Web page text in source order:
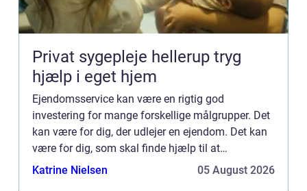
Privat sygepleje hellerup tryg
hjælp i eget hjem
Ejendomsservice kan være en rigtig god
investering for mange forskellige målgrupper. Det
kan være for dig, der udlejer en ejendom. Det kan
være for dig, som skal finde hjælp til at
vedligeholde virksomhedens domicil. Som du nok
Katrine Nielsen 05 August 2026